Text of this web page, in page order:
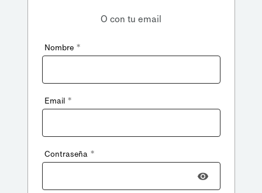
O con tu email
Nombre *
Email *
Contraseña *